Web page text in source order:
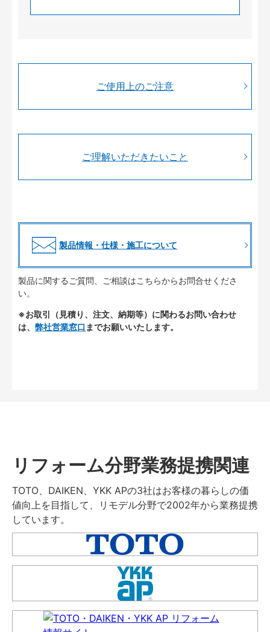
ご使用上のご注意
ご理解いただきたいこと
製品情報・仕様・施工について
製品に関するご質問、ご相談はこちらからお問合せくださ
い。
※お取引（見積り、注文、納期等）に関わるお問い合わせ
は、 弊社営業窓口 までお願いいたします。
リフォーム分野業務提携関連
TOTO、DAIKEN、YKK APの3社はお客様の暮らしの価
値向上を目指して、リモデル分野で2002年から業務提携
しています。